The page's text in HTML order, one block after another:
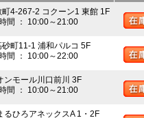
4-267-2 コクーン1 東館 1F
間 ： 10:00～21:00
町11-1 浦和パルコ 5F
間 ： 10:00～22:00
ンモール川口前川 3F
間 ： 10:00～21:00
るひろアネックスA 1・2F